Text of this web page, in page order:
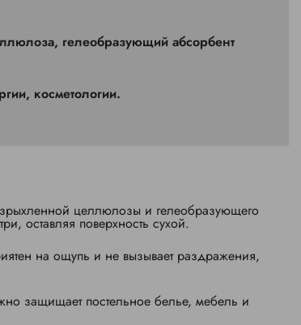
гелеобразующий абсорбент
косметологии.
целлюлозы и гелеобразующего
оставляя поверхность сухой.
на ощупь и не вызывает раздражения,
защищает постельное белье, мебель и